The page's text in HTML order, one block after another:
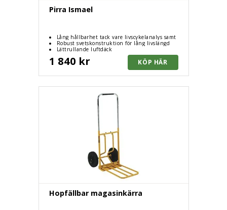
Pirra Ismael
Lång hållbarhet tack vare livscykelanalys samt
god tillgång till reservdelar
Robust svetskonstruktion för lång livslängd
Lättrullande luftdäck
1 840 kr
Hopfällbar magasinkärra